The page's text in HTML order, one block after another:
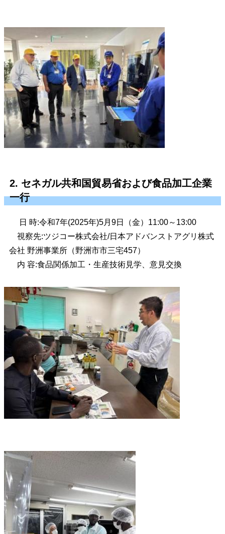
2. セネガル共和国貿易省および食品加工企業
一行
日 時:令和7年(2025年)5月9日（金）11:00～13:00
視察先:ツジコー株式会社/日本アドバンストアグリ株式
会社 野洲事業所（野洲市市三宅457）
内 容:食品関係加工・生産技術見学、意見交換